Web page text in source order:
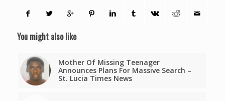
You might also like
Mother Of Missing Teenager
Announces Plans For Massive Search –
St. Lucia Times News